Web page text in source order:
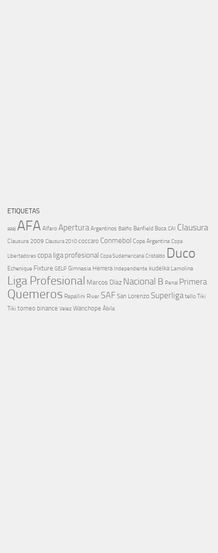
ETIQUETAS
aaaj AFA Alfaro Apertura Argentinos Baliño Banfield Boca CAI Clausura
Clausura 2009 Clausura 2010 coccaro Conmebol Copa Argentina Copa
Libertadores copa liga profesional Copa Sudamericana Cristaldo Duco
Echenique Fixture GELP Gimnasia Herrera Independiente kudelka Lamolina
Liga Profesional Marcos Díaz Nacional B Penal Primera
Quemeros Rapallini River SAF San Lorenzo Superliga tello Tiki
Tiki torneo binance Velez Wanchope Ábila